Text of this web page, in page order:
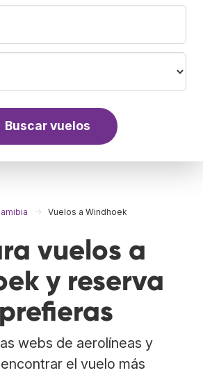
Buscar vuelos
Vuelos a Windhoek
vuelos a
y reserva
webs de aerolíneas y
el vuelo más